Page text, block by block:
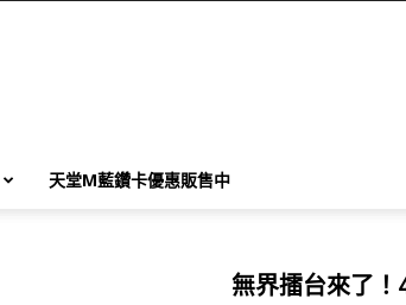
天堂M藍鑽卡優惠販售中
無界擂台來了